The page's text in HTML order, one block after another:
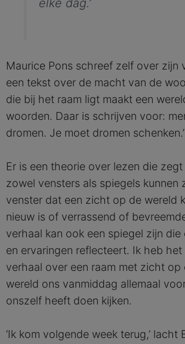
Maurice Pons schreef zelf over zijn
een tekst over de macht van de
die bij het raam ligt maakt een
woorden. Daar is schrijven voor:
dromen. Je moet dromen schenken.’
Er is een theorie over lezen die
zowel vensters als spiegels kunnen
venster dat een zicht op de wereld
nieuw is of verrassend of
verhaal kan ook een spiegel zijn die
en ervaringen reflecteert. Ik heb
verhaal over een raam met zicht op
wereld ons vanmiddag allemaal
onszelf heeft doen kijken.
‘Ik kom volgende week terug,’ lacht